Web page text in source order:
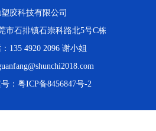
胶科技有限公司
市石排镇石崇科路北5号C栋
135 4920 2096 谢小姐
： 粤ICP备8456847号-2